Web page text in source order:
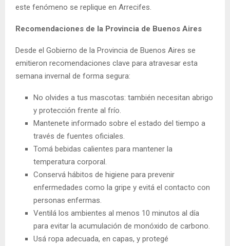
este fenómeno se replique en Arrecifes.
Recomendaciones de la Provincia de Buenos Aires
Desde el Gobierno de la Provincia de Buenos Aires se
emitieron recomendaciones clave para atravesar esta
semana invernal de forma segura:
No olvides a tus mascotas: también necesitan abrigo
y protección frente al frío.
Mantenete informado sobre el estado del tiempo a
través de fuentes oficiales.
Tomá bebidas calientes para mantener la
temperatura corporal.
Conservá hábitos de higiene para prevenir
enfermedades como la gripe y evitá el contacto con
personas enfermas.
Ventilá los ambientes al menos 10 minutos al día
para evitar la acumulación de monóxido de carbono.
Usá ropa adecuada, en capas, y protegé